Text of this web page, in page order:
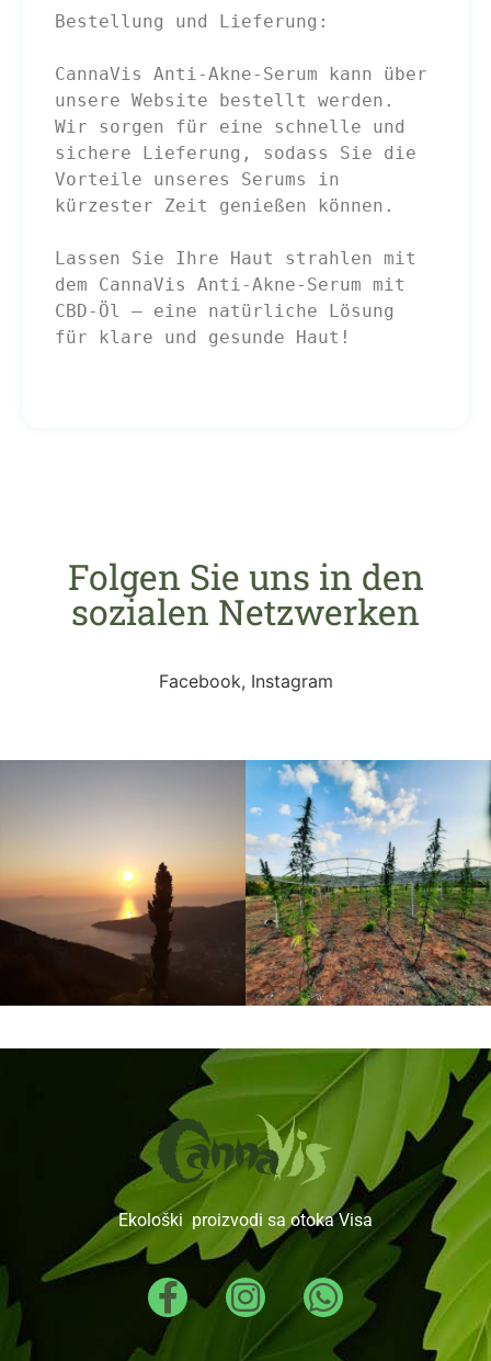
Bestellung und Lieferung:
CannaVis Anti-Akne-Serum kann über
unsere Website bestellt werden.
Wir sorgen für eine schnelle und
sichere Lieferung, sodass Sie die
Vorteile unseres Serums in
kürzester Zeit genießen können.
Lassen Sie Ihre Haut strahlen mit
dem CannaVis Anti-Akne-Serum mit
CBD-Öl – eine natürliche Lösung
für klare und gesunde Haut!
Folgen Sie uns in den
sozialen Netzwerken
Facebook, Instagram
Ekološki proizvodi sa otoka Visa